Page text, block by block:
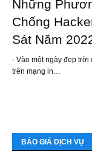
Những
Chống
Sát Năm
- Vào một ngày đẹp
trên mạng in…
BÁO GIÁ DỊCH VỤ